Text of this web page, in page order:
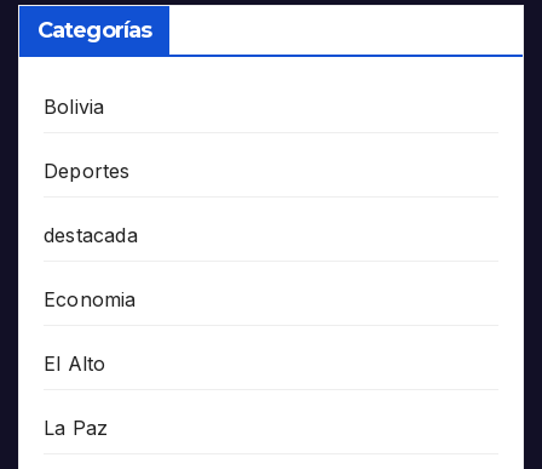
Categorías
Bolivia
Deportes
destacada
Economia
El Alto
La Paz